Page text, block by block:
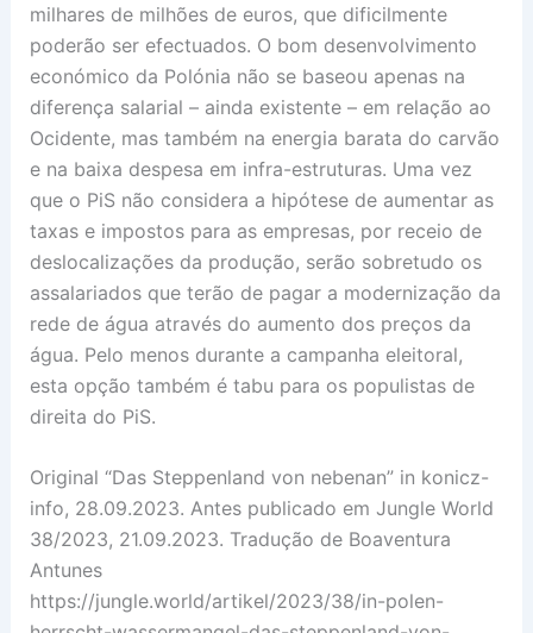
milhares de milhões de euros, que dificilmente
poderão ser efectuados. O bom desenvolvimento
económico da Polónia não se baseou apenas na
diferença salarial – ainda existente – em relação ao
Ocidente, mas também na energia barata do carvão
e na baixa despesa em infra-estruturas. Uma vez
que o PiS não considera a hipótese de aumentar as
taxas e impostos para as empresas, por receio de
deslocalizações da produção, serão sobretudo os
assalariados que terão de pagar a modernização da
rede de água através do aumento dos preços da
água. Pelo menos durante a campanha eleitoral,
esta opção também é tabu para os populistas de
direita do PiS.
Original “Das Steppenland von nebenan” in konicz-
info, 28.09.2023. Antes publicado em Jungle World
38/2023, 21.09.2023. Tradução de Boaventura
Antunes
https://jungle.world/artikel/2023/38/in-polen-